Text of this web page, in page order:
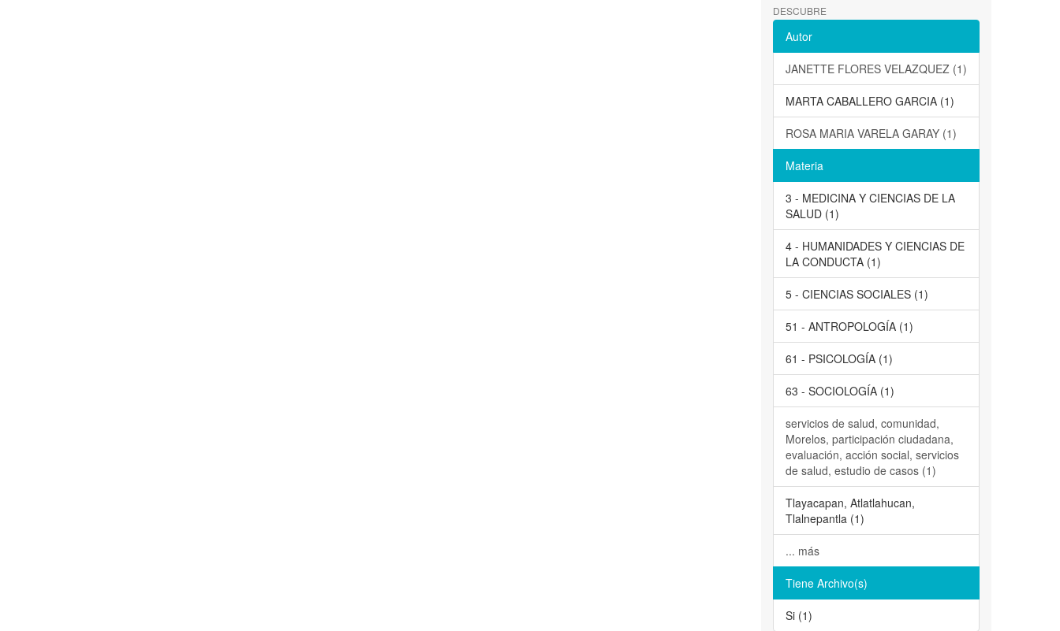
DESCUBRE
Autor
JANETTE FLORES VELAZQUEZ (1)
MARTA CABALLERO GARCIA (1)
ROSA MARIA VARELA GARAY (1)
Materia
3 - MEDICINA Y CIENCIAS DE LA
SALUD (1)
4 - HUMANIDADES Y CIENCIAS DE
LA CONDUCTA (1)
5 - CIENCIAS SOCIALES (1)
51 - ANTROPOLOGÍA (1)
61 - PSICOLOGÍA (1)
63 - SOCIOLOGÍA (1)
servicios de salud, comunidad,
Morelos, participación ciudadana,
evaluación, acción social, servicios
de salud, estudio de casos (1)
Tlayacapan, Atlatlahucan,
Tlalnepantla (1)
... más
Tiene Archivo(s)
Si (1)